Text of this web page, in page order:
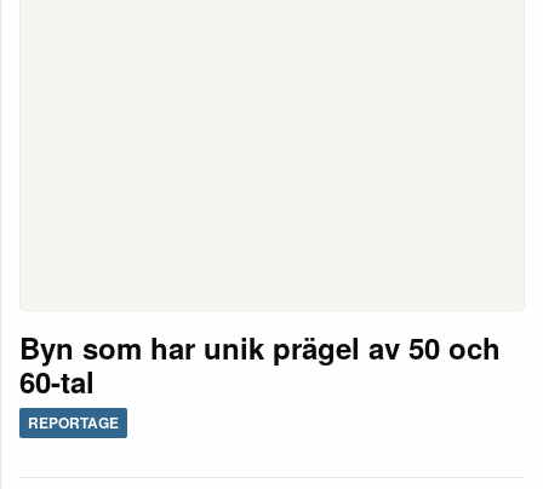
Byn som har unik prägel av 50 och
60-tal
REPORTAGE